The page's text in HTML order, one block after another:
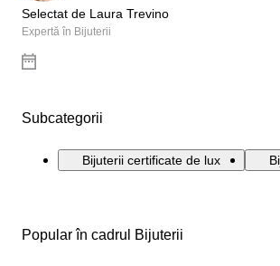
Selectat de Laura Trevino
Expertă în Bijuterii
Subcategorii
Bijuterii certificate de lux
Popular în cadrul Bijuterii